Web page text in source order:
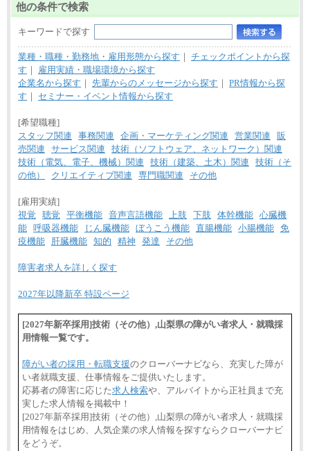
他の条件で検索
キーワードで探す
業種・職種・勤務地・雇用形態から探す ｜ チェックポイントから探
す ｜
雇用実績・職場環境から探す
企業名から探す ｜ 先輩からのメッセージから探す ｜ PR情報から探
す ｜ セミナー・イベント情報から探す
[希望職種]
スタッフ関連
事務関連 企画・マーケティング関連 営業関連
販
売関連
サービス関連
技術（ソフトウェア、ネットワーク）関連
技術（電気、電子、機械）関連
技術（建築、土木）関連
技術（そ
の他）
クリエイティブ関連 専門職関連 その他
[雇用実績]
視覚
聴覚 平衡機能 音声言語機能 上肢 下肢 体幹機能 心臓機
能 呼吸器機能 じん臓機能 ぼうこう機能 直腸機能 小腸機能 免
疫機能
肝臓機能 知的 精神 発達 その他
障害者求人を詳しく探す
2027年以降新卒 特設ページ
[2027年新卒採用]技術（その他）,山梨県の障がい者求人・就職採
用情報一覧です。
障がい者の採用・転職支援のクローバーナビなら、充実した障が
い者就職支援、仕事情報をご提供いたします。
応募者の障害に応じた求人検索や、アルバイトから正社員まで充
実した求人情報を掲載中！
[2027年新卒採用]技術（その他）,山梨県の障がい者求人・就職採
用情報をはじめ、人気企業の求人情報を探すならクローバーナビ
をどうぞ。